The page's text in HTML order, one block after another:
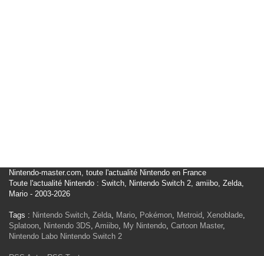
Nintendo-master.com, toute l'actualité Nintendo en France
Toute l'actualité Nintendo : Switch, Nintendo Switch 2, amiibo, Zelda,
Mario - 2003-2026
Tags : Nintendo Switch, Zelda, Mario, Pokémon, Metroid, Xenoblade,
Splatoon, Nintendo 3DS, Amiibo, My Nintendo, Cartoon Master,
Nintendo Labo Nintendo Switch 2